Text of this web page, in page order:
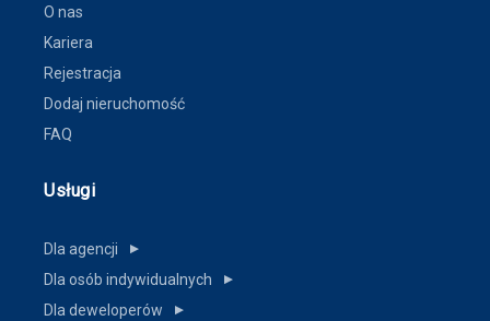
O nas
Kariera
Rejestracja
Dodaj nieruchomość
FAQ
Usługi
Dla agencji ▼
Dla osób indywidualnych ▼
Dla deweloperów ▼